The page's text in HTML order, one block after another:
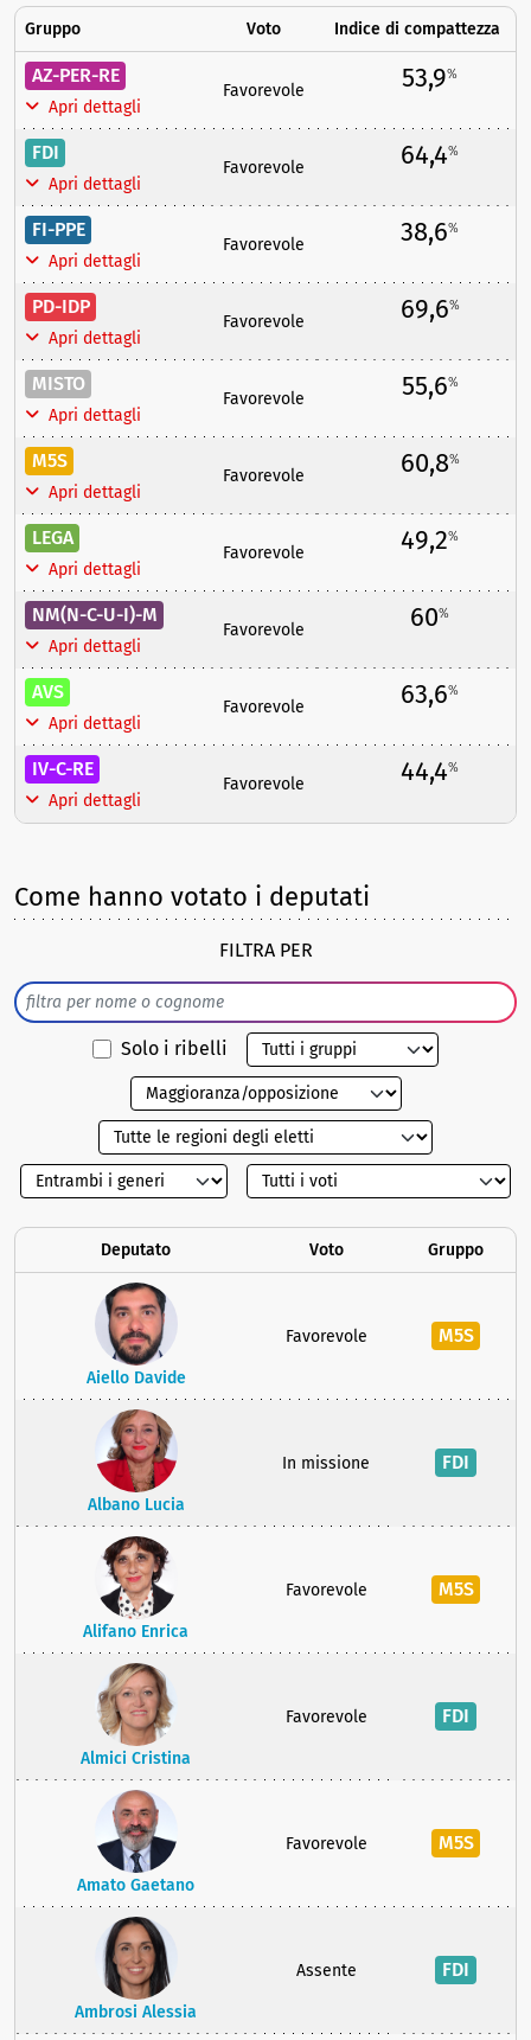
Gruppo Voto Indice di compattezza
AZ-PER-RE
Apri dettagli
Favorevole 53,9%
FDI
Apri dettagli
Favorevole 64,4%
FI-PPE
Apri dettagli
Favorevole 38,6%
PD-IDP
Apri dettagli
Favorevole 69,6%
MISTO
Apri dettagli
Favorevole 55,6%
M5S
Apri dettagli
Favorevole 60,8%
LEGA
Apri dettagli
Favorevole 49,2%
NM(N-C-U-I)-M
Apri dettagli
Favorevole 60%
AVS
Apri dettagli
Favorevole 63,6%
IV-C-RE
Apri dettagli
Favorevole 44,4%
Come hanno votato i deputati
FILTRA PER
Solo i ribelli
Deputato Voto Gruppo
Aiello Davide
Favorevole M5S
Albano Lucia
In missione FDI
Alifano Enrica
Favorevole M5S
Almici Cristina
Favorevole FDI
Amato Gaetano
Favorevole M5S
Ambrosi Alessia
Assente FDI